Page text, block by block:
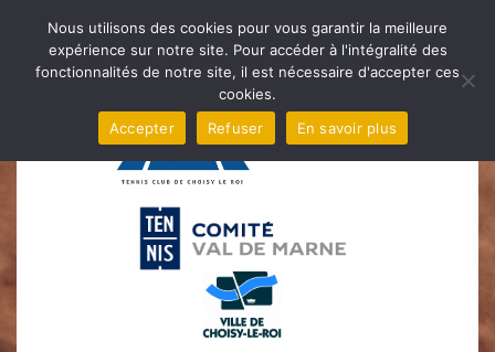
Nous utilisons des cookies pour vous garantir la meilleure
expérience sur notre site. Pour accéder à l'intégralité des
fonctionnalités de notre site, il est nécessaire d'accepter ces
cookies.
Accepter
Refuser En savoir plus